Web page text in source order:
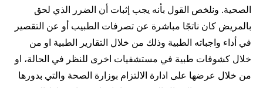
الصحية. ونلخص القول بأنه يجب إثبات أن الضرر الذي لحق
بالمريض كان ناتجًا مباشرة عن تصرفات الطبيب أو عن التقصير
في أداء واجباته الطبية وذلك من خلال التقارير الطبية او من
خلال كشوفات طبية في مستشفيات اخرى للنظر في الحالة، او
من خلال عرضها على ادارة الالتزام بوزارة الصحة والتي بدورها